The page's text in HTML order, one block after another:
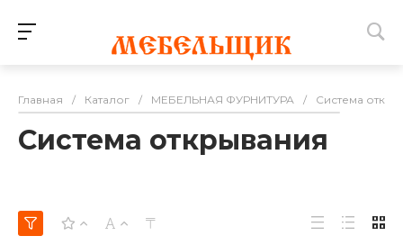
Главная / Каталог / МЕБЕЛЬНАЯ ФУРНИТУРА / Система
Система открывания